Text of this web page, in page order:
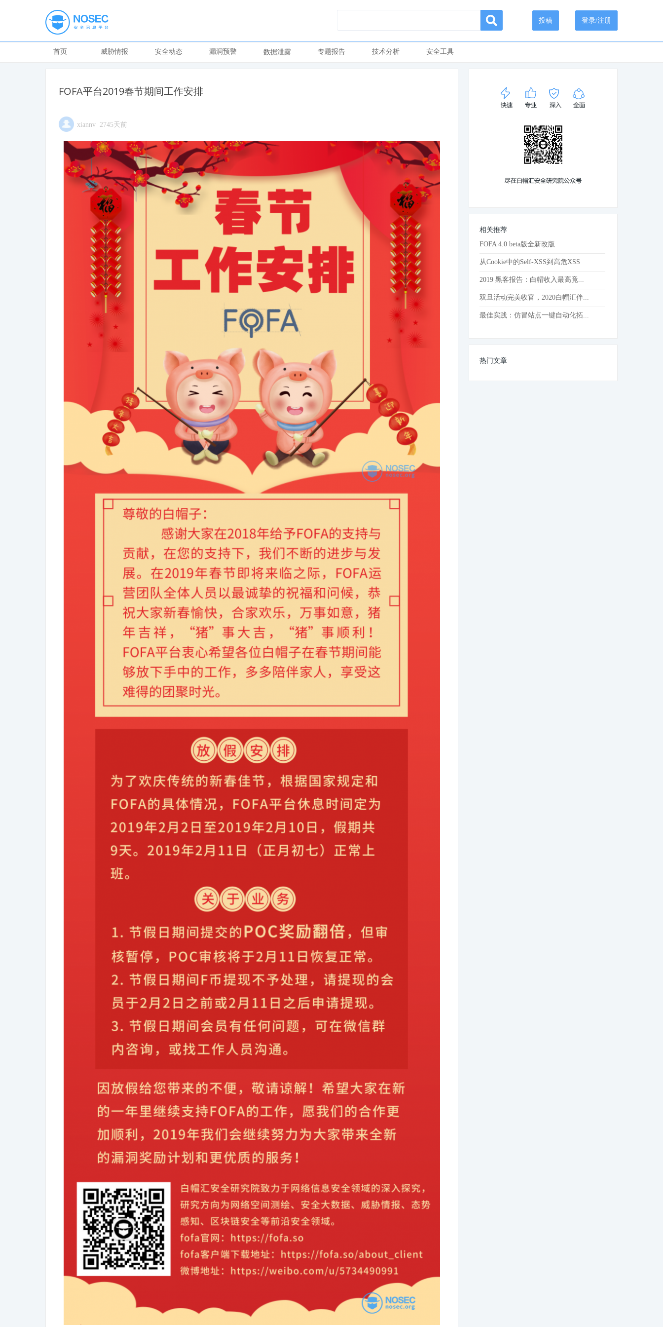
登录/注册
投稿
首页 威胁情报 安全动态 漏洞预警 数据泄露 专题报告 技术分析 安全工具
FOFA平台2019春节期间工作安排
xiannv 2745天前
相关推荐
FOFA 4.0 beta版全新改版
从Cookie中的Self-XSS到高危XSS
2019 黑客报告：白帽收入最高竟...
双旦活动完美收官，2020白帽汇伴...
最佳实践：仿冒站点一键自动化拓...
热门文章